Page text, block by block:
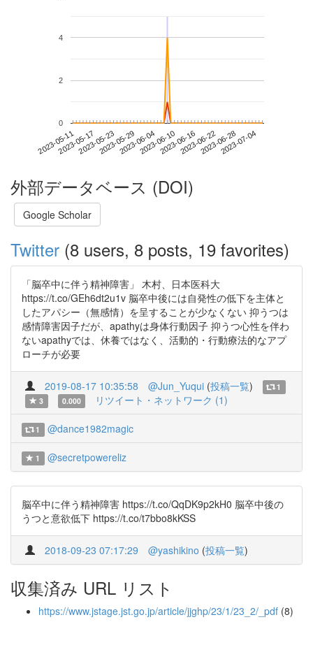
2023-05-112023-05-172023-05-232023-05-292023-06-042023-06-102023-06-162023-06-222023-06-282023-07-04
0
2
4
外部データベース (DOI)
Google Scholar
Twitter (8 users, 8 posts, 19 favorites)
「脳卒中に伴う精神障害」 木村、日本医科大
https://t.co/GEh6dt2u1v 脳卒中後には自発性の低下を主体と
したアパシー（無感情）を呈することが少なくない 抑うつは
感情障害因子だが、apathyは身体行動因子 抑うつ心性を伴わ
ないapathyでは、休養ではなく、活動的・行動療法的なアプ
ローチが必要
2019-08-17 10:35:58 @Jun_Yuqui (投稿一覧)
1
3
0.000 リツイート・ネットワーク (1)
1 @dance1982magic
1 @secretpowereliz
脳卒中に伴う精神障害 https://t.co/QqDK9p2kH0 脳卒中後の
うつと意欲低下 https://t.co/t7bbo8kKSS
2018-09-23 07:17:29 @yashikino (投稿一覧)
収集済み URL リスト
https://www.jstage.jst.go.jp/article/jjghp/23/1/23_2/_pdf (8)